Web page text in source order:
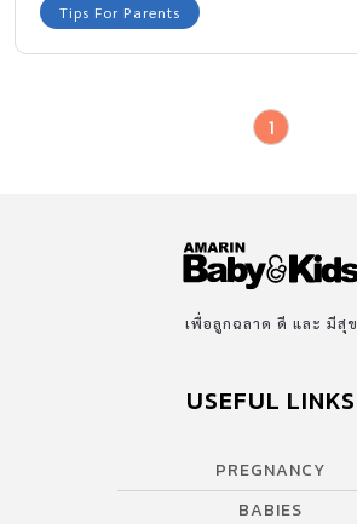
Tips For Parents
1
เพื่อลูกฉลาด ดี และ มีสุข
USEFUL LINKS
PREGNANCY
BABIES